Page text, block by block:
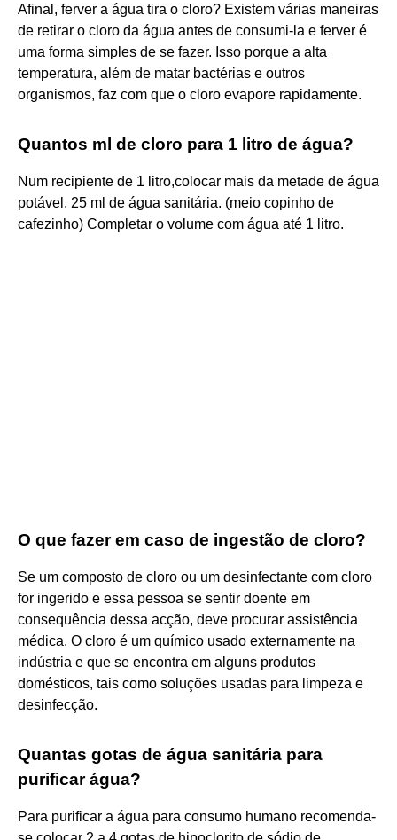
Afinal, ferver a água tira o cloro? Existem várias maneiras
de retirar o cloro da água antes de consumi-la e ferver é
uma forma simples de se fazer. Isso porque a alta
temperatura, além de matar bactérias e outros
organismos, faz com que o cloro evapore rapidamente.
Quantos ml de cloro para 1 litro de água?
Num recipiente de 1 litro,colocar mais da metade de água
potável. 25 ml de água sanitária. (meio copinho de
cafezinho) Completar o volume com água até 1 litro.
O que fazer em caso de ingestão de cloro?
Se um composto de cloro ou um desinfectante com cloro
for ingerido e essa pessoa se sentir doente em
consequência dessa acção, deve procurar assistência
médica. O cloro é um químico usado externamente na
indústria e que se encontra em alguns produtos
domésticos, tais como soluções usadas para limpeza e
desinfecção.
Quantas gotas de água sanitária para
purificar água?
Para purificar a água para consumo humano recomenda-